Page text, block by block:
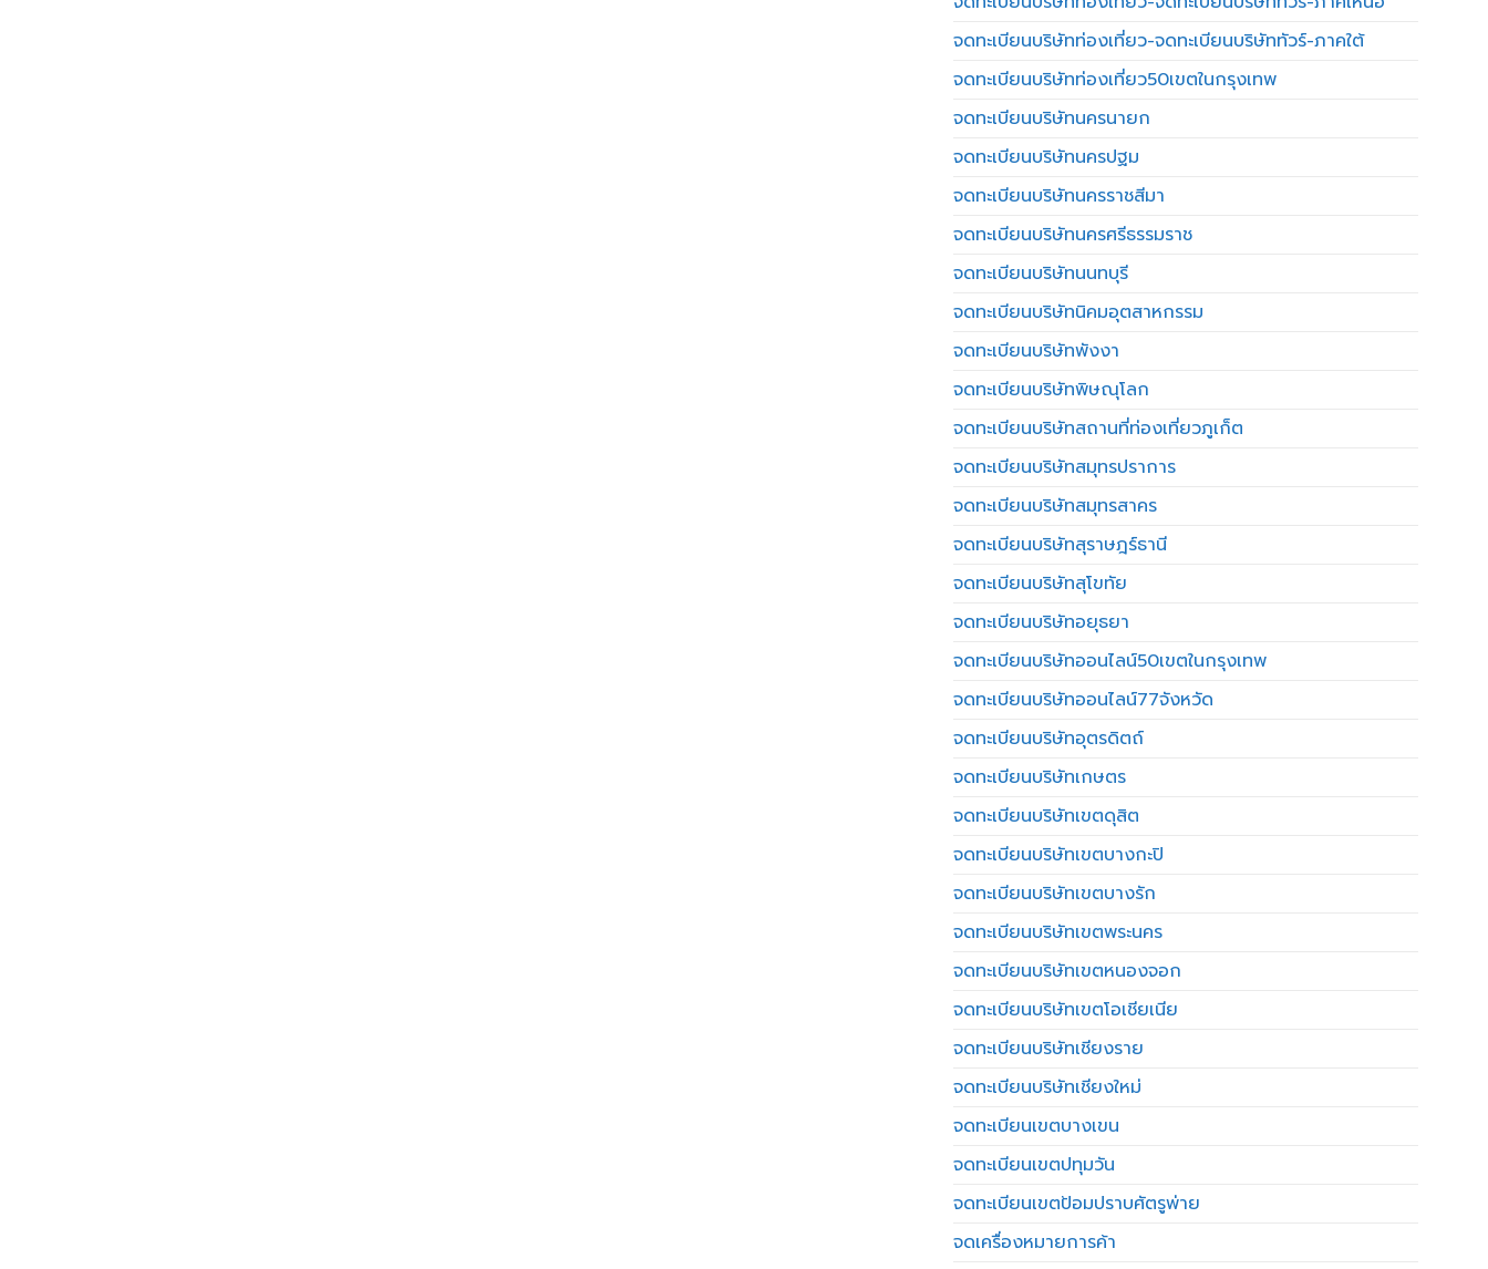
จดทะเบียนบริษัทท่องเที่ยว-จดทะเบียนบริษัททัวร์-ภาคใต้
จดทะเบียนบริษัทท่องเที่ยว50เขตในกรุงเทพ
จดทะเบียนบริษัทนครนายก
จดทะเบียนบริษัทนครปฐม
จดทะเบียนบริษัทนครราชสีมา
จดทะเบียนบริษัทนครศรีธรรมราช
จดทะเบียนบริษัทนนทบุรี
จดทะเบียนบริษัทนิคมอุตสาหกรรม
จดทะเบียนบริษัทพังงา
จดทะเบียนบริษัทพิษณุโลก
จดทะเบียนบริษัทสถานที่ท่องเที่ยวภูเก็ต
จดทะเบียนบริษัทสมุทรปราการ
จดทะเบียนบริษัทสมุทรสาคร
จดทะเบียนบริษัทสุราษฎร์ธานี
จดทะเบียนบริษัทสุโขทัย
จดทะเบียนบริษัทอยุธยา
จดทะเบียนบริษัทออนไลน์50เขตในกรุงเทพ
จดทะเบียนบริษัทออนไลน์77จังหวัด
จดทะเบียนบริษัทอุตรดิตถ์
จดทะเบียนบริษัทเกษตร
จดทะเบียนบริษัทเขตดุสิต
จดทะเบียนบริษัทเขตบางกะปิ
จดทะเบียนบริษัทเขตบางรัก
จดทะเบียนบริษัทเขตพระนคร
จดทะเบียนบริษัทเขตหนองจอก
จดทะเบียนบริษัทเขตโอเชียเนีย
จดทะเบียนบริษัทเชียงราย
จดทะเบียนบริษัทเชียงใหม่
จดทะเบียนเขตบางเขน
จดทะเบียนเขตปทุมวัน
จดทะเบียนเขตป้อมปราบศัตรูพ่าย
จดเครื่องหมายการค้า